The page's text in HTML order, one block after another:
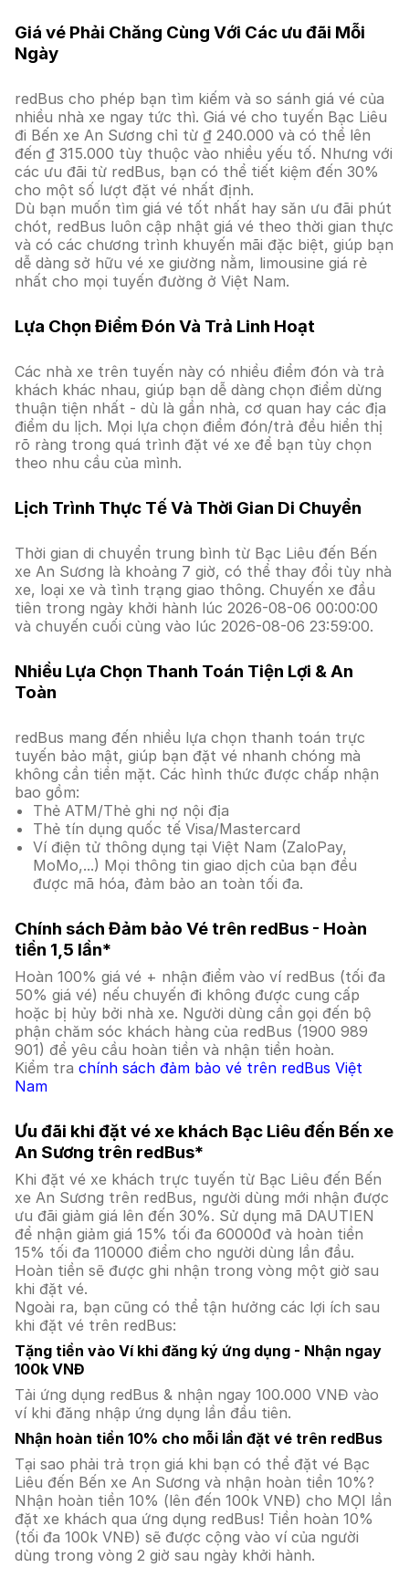
Giá vé Phải Chăng Cùng Với Các ưu đãi Mỗi
Ngày
redBus cho phép bạn tìm kiếm và so sánh giá vé của
nhiều nhà xe ngay tức thì. Giá vé cho tuyến Bạc Liêu
đi Bến xe An Sương chỉ từ ₫ 240.000 và có thể lên
đến ₫ 315.000 tùy thuộc vào nhiều yếu tố. Nhưng với
các ưu đãi từ redBus, bạn có thể tiết kiệm đến 30%
cho một số lượt đặt vé nhất định.
Dù bạn muốn tìm giá vé tốt nhất hay săn ưu đãi phút
chót, redBus luôn cập nhật giá vé theo thời gian thực
và có các chương trình khuyến mãi đặc biệt, giúp bạn
dễ dàng sở hữu vé xe giường nằm, limousine giá rẻ
nhất cho mọi tuyến đường ở Việt Nam.
Lựa Chọn Điểm Đón Và Trả Linh Hoạt
Các nhà xe trên tuyến này có nhiều điểm đón và trả
khách khác nhau, giúp bạn dễ dàng chọn điểm dừng
thuận tiện nhất - dù là gần nhà, cơ quan hay các địa
điểm du lịch. Mọi lựa chọn điểm đón/trả đều hiển thị
rõ ràng trong quá trình đặt vé xe để bạn tùy chọn
theo nhu cầu của mình.
Lịch Trình Thực Tế Và Thời Gian Di Chuyển
Thời gian di chuyển trung bình từ Bạc Liêu đến Bến
xe An Sương là khoảng 7 giờ, có thể thay đổi tùy nhà
xe, loại xe và tình trạng giao thông. Chuyến xe đầu
tiên trong ngày khởi hành lúc 2026-08-06 00:00:00
và chuyến cuối cùng vào lúc 2026-08-06 23:59:00.
Nhiều Lựa Chọn Thanh Toán Tiện Lợi & An
Toàn
redBus mang đến nhiều lựa chọn thanh toán trực
tuyến bảo mật, giúp bạn đặt vé nhanh chóng mà
không cần tiền mặt. Các hình thức được chấp nhận
bao gồm:
Thẻ ATM/Thẻ ghi nợ nội địa
Thẻ tín dụng quốc tế Visa/Mastercard
Ví điện tử thông dụng tại Việt Nam (ZaloPay,
MoMo,...) Mọi thông tin giao dịch của bạn đều
được mã hóa, đảm bảo an toàn tối đa.
Chính sách Đảm bảo Vé trên redBus - Hoàn
tiền 1,5 lần*
Hoàn 100% giá vé + nhận điểm vào ví redBus (tối đa
50% giá vé) nếu chuyến đi không được cung cấp
hoặc bị hủy bởi nhà xe. Người dùng cần gọi đến bộ
phận chăm sóc khách hàng của redBus (1900 989
901) để yêu cầu hoàn tiền và nhận tiền hoàn.
Kiểm tra chính sách đảm bảo vé trên redBus Việt
Nam
Ưu đãi khi đặt vé xe khách Bạc Liêu đến Bến xe
An Sương trên redBus*
Khi đặt vé xe khách trực tuyến từ Bạc Liêu đến Bến
xe An Sương trên redBus, người dùng mới nhận được
ưu đãi giảm giá lên đến 30%. Sử dụng mã DAUTIEN
để nhận giảm giá 15% tối đa 60000đ và hoàn tiền
15% tối đa 110000 điểm cho người dùng lần đầu.
Hoàn tiền sẽ được ghi nhận trong vòng một giờ sau
khi đặt vé.
Ngoài ra, bạn cũng có thể tận hưởng các lợi ích sau
khi đặt vé trên redBus:
Tặng tiền vào Ví khi đăng ký ứng dụng - Nhận ngay
100k VNĐ
Tải ứng dụng redBus & nhận ngay 100.000 VNĐ vào
ví khi đăng nhập ứng dụng lần đầu tiên.
Nhận hoàn tiền 10% cho mỗi lần đặt vé trên redBus
Tại sao phải trả trọn giá khi bạn có thể đặt vé Bạc
Liêu đến Bến xe An Sương và nhận hoàn tiền 10%?
Nhận hoàn tiền 10% (lên đến 100k VNĐ) cho MỌI lần
đặt xe khách qua ứng dụng redBus! Tiền hoàn 10%
(tối đa 100k VNĐ) sẽ được cộng vào ví của người
dùng trong vòng 2 giờ sau ngày khởi hành.